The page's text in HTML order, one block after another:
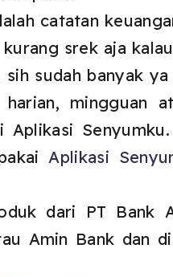
catatan
srek aja
sudah banyak
mingguan
Aplikasi
dari PT Bank
Amin Bank dan